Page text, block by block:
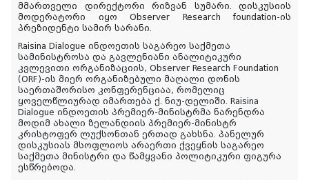
მმართველი დირექტორი რიზვან სუმარი. დისკუსიის
მოდერატორი იყო Observer Research foundation-ის
პრეზიდენტი სამირ სარანი.
Raisina Dialogue ინდოეთის საგარეო საქმეთა
სამინისტროსა და გავლენიანი ანალიტიკური
კვლევითი ორგანიზაციის, Observer Research Foundation
(ORF)-ის მიერ ორგანიზებული მაღალი დონის
საერთაშორისო კონფერენციაა, რომელიც
ყოველწლიურად იმართება ქ. ნიუ-დელიში. Raisina
Dialogue ინდოეთის პრემიერ-მინისტრმა ნარენდრა
მოდიმ ახალი ზელანდიის პრემიერ-მინისტრ
კრისტოფერ ლუქსონთან ერთად გახსნა. პანელურ
დისკუსიას მსოფლიოს არაერთი ქვეყნის საგარეო
საქმეთა მინისტრი და წამყვანი პოლიტიკური ფიგურა
ესწრებოდა.